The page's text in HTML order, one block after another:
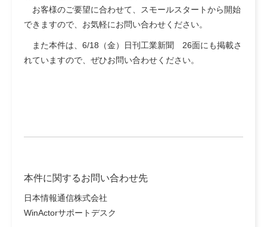
お客様のご要望に合わせて、スモールスタートから開始
できますので、お気軽にお問い合わせください。
また本件は、 6/18（金）日刊工業新聞 26面にも掲載さ
れていますので、ぜひお問い合わせください。
本件に関するお問い合わせ先
日本情報通信株式会社
WinActorサポートデスク